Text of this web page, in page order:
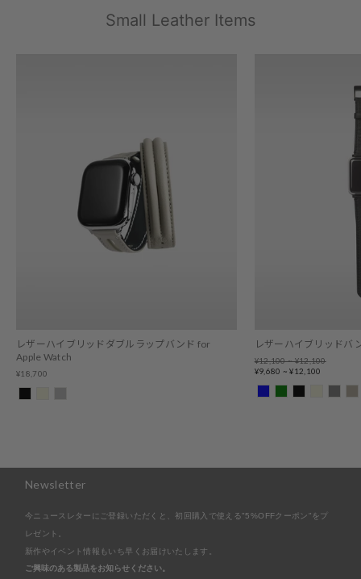
Small Leather Items
レザーハイブリッドダブルラップバンド for
Apple Watch
¥18,700
レザーハイブリッドバ
Regular
price
¥12,100 ~ ¥12,100
Sale
¥9,680 ~ ¥12,100
Newsletter
今ニュースレターにご登録いただくと、初回購入で使える"5%OFFクーポン"をプ
レゼント。
新作やイベント情報もいち早くお届けいたします。
ご興味のある製品をお知らせください。